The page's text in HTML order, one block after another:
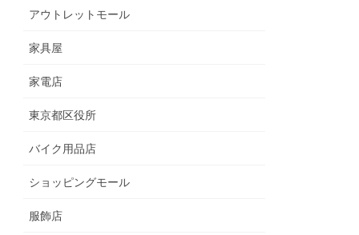
アウトレットモール
家具屋
家電店
東京都区役所
バイク用品店
ショッピングモール
服飾店